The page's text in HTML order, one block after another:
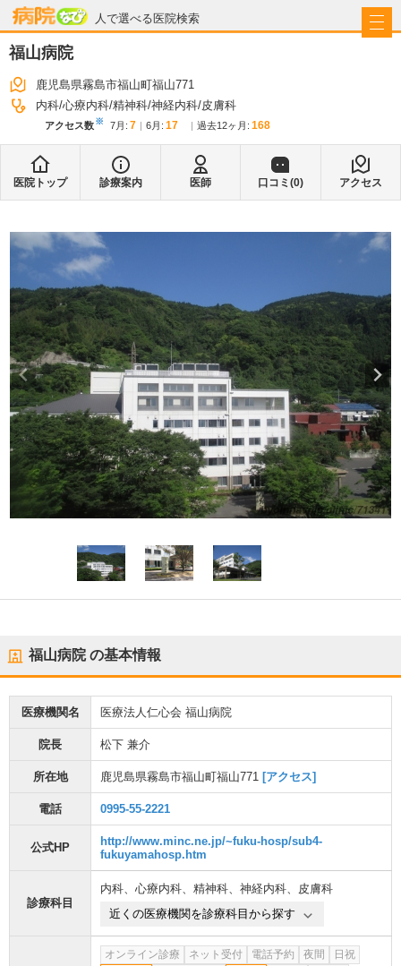
人で選べる医院検索
病院なび
福山病院
鹿児島県霧島市福山町福山771
内科 心療内科 精神科 神経内科 皮膚科
アクセス数※ 7月 : 7 6月 : 17 過去12ヶ月: 168
医院トップ 診療案内 医師 口コミ(0) アクセス
福山病院の基本情報
医療機関名 医療法人仁心会 福山病院
院長 松下 兼介
所在地 鹿児島県霧島市福山町福山771 [アクセス]
電話 0995-55-2221
公式HP
http://www.minc.ne.jp/~fuku-hosp/sub4-
fukuyamahosp.htm
診療科目
内科、 心療内科、 精神科、 神経内科、 皮膚科
近くの医療機関を診療科目から探す
オンライン診療 ネット受付 電話予約 夜間
日祝